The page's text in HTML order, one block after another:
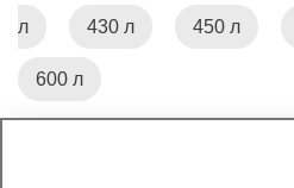
л 430 л 450 л
600 л